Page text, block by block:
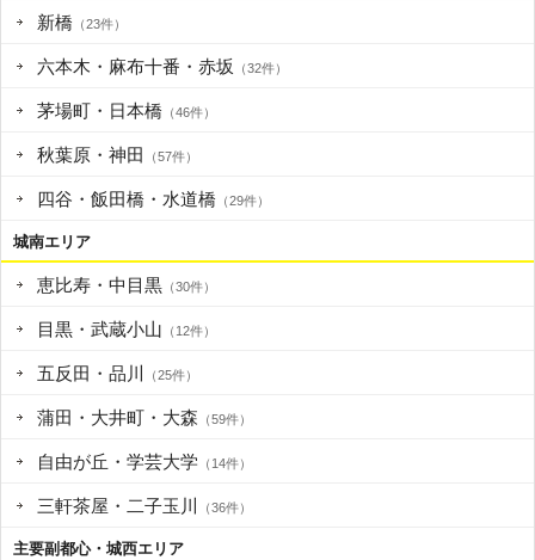
新橋 （23件）
六本木・麻布十番・赤坂 （32件）
茅場町・日本橋 （46件）
秋葉原・神田 （57件）
四谷・飯田橋・水道橋 （29件）
城南エリア
恵比寿・中目黒 （30件）
目黒・武蔵小山 （12件）
五反田・品川 （25件）
蒲田・大井町・大森 （59件）
自由が丘・学芸大学 （14件）
三軒茶屋・二子玉川 （36件）
主要副都心・城西エリア